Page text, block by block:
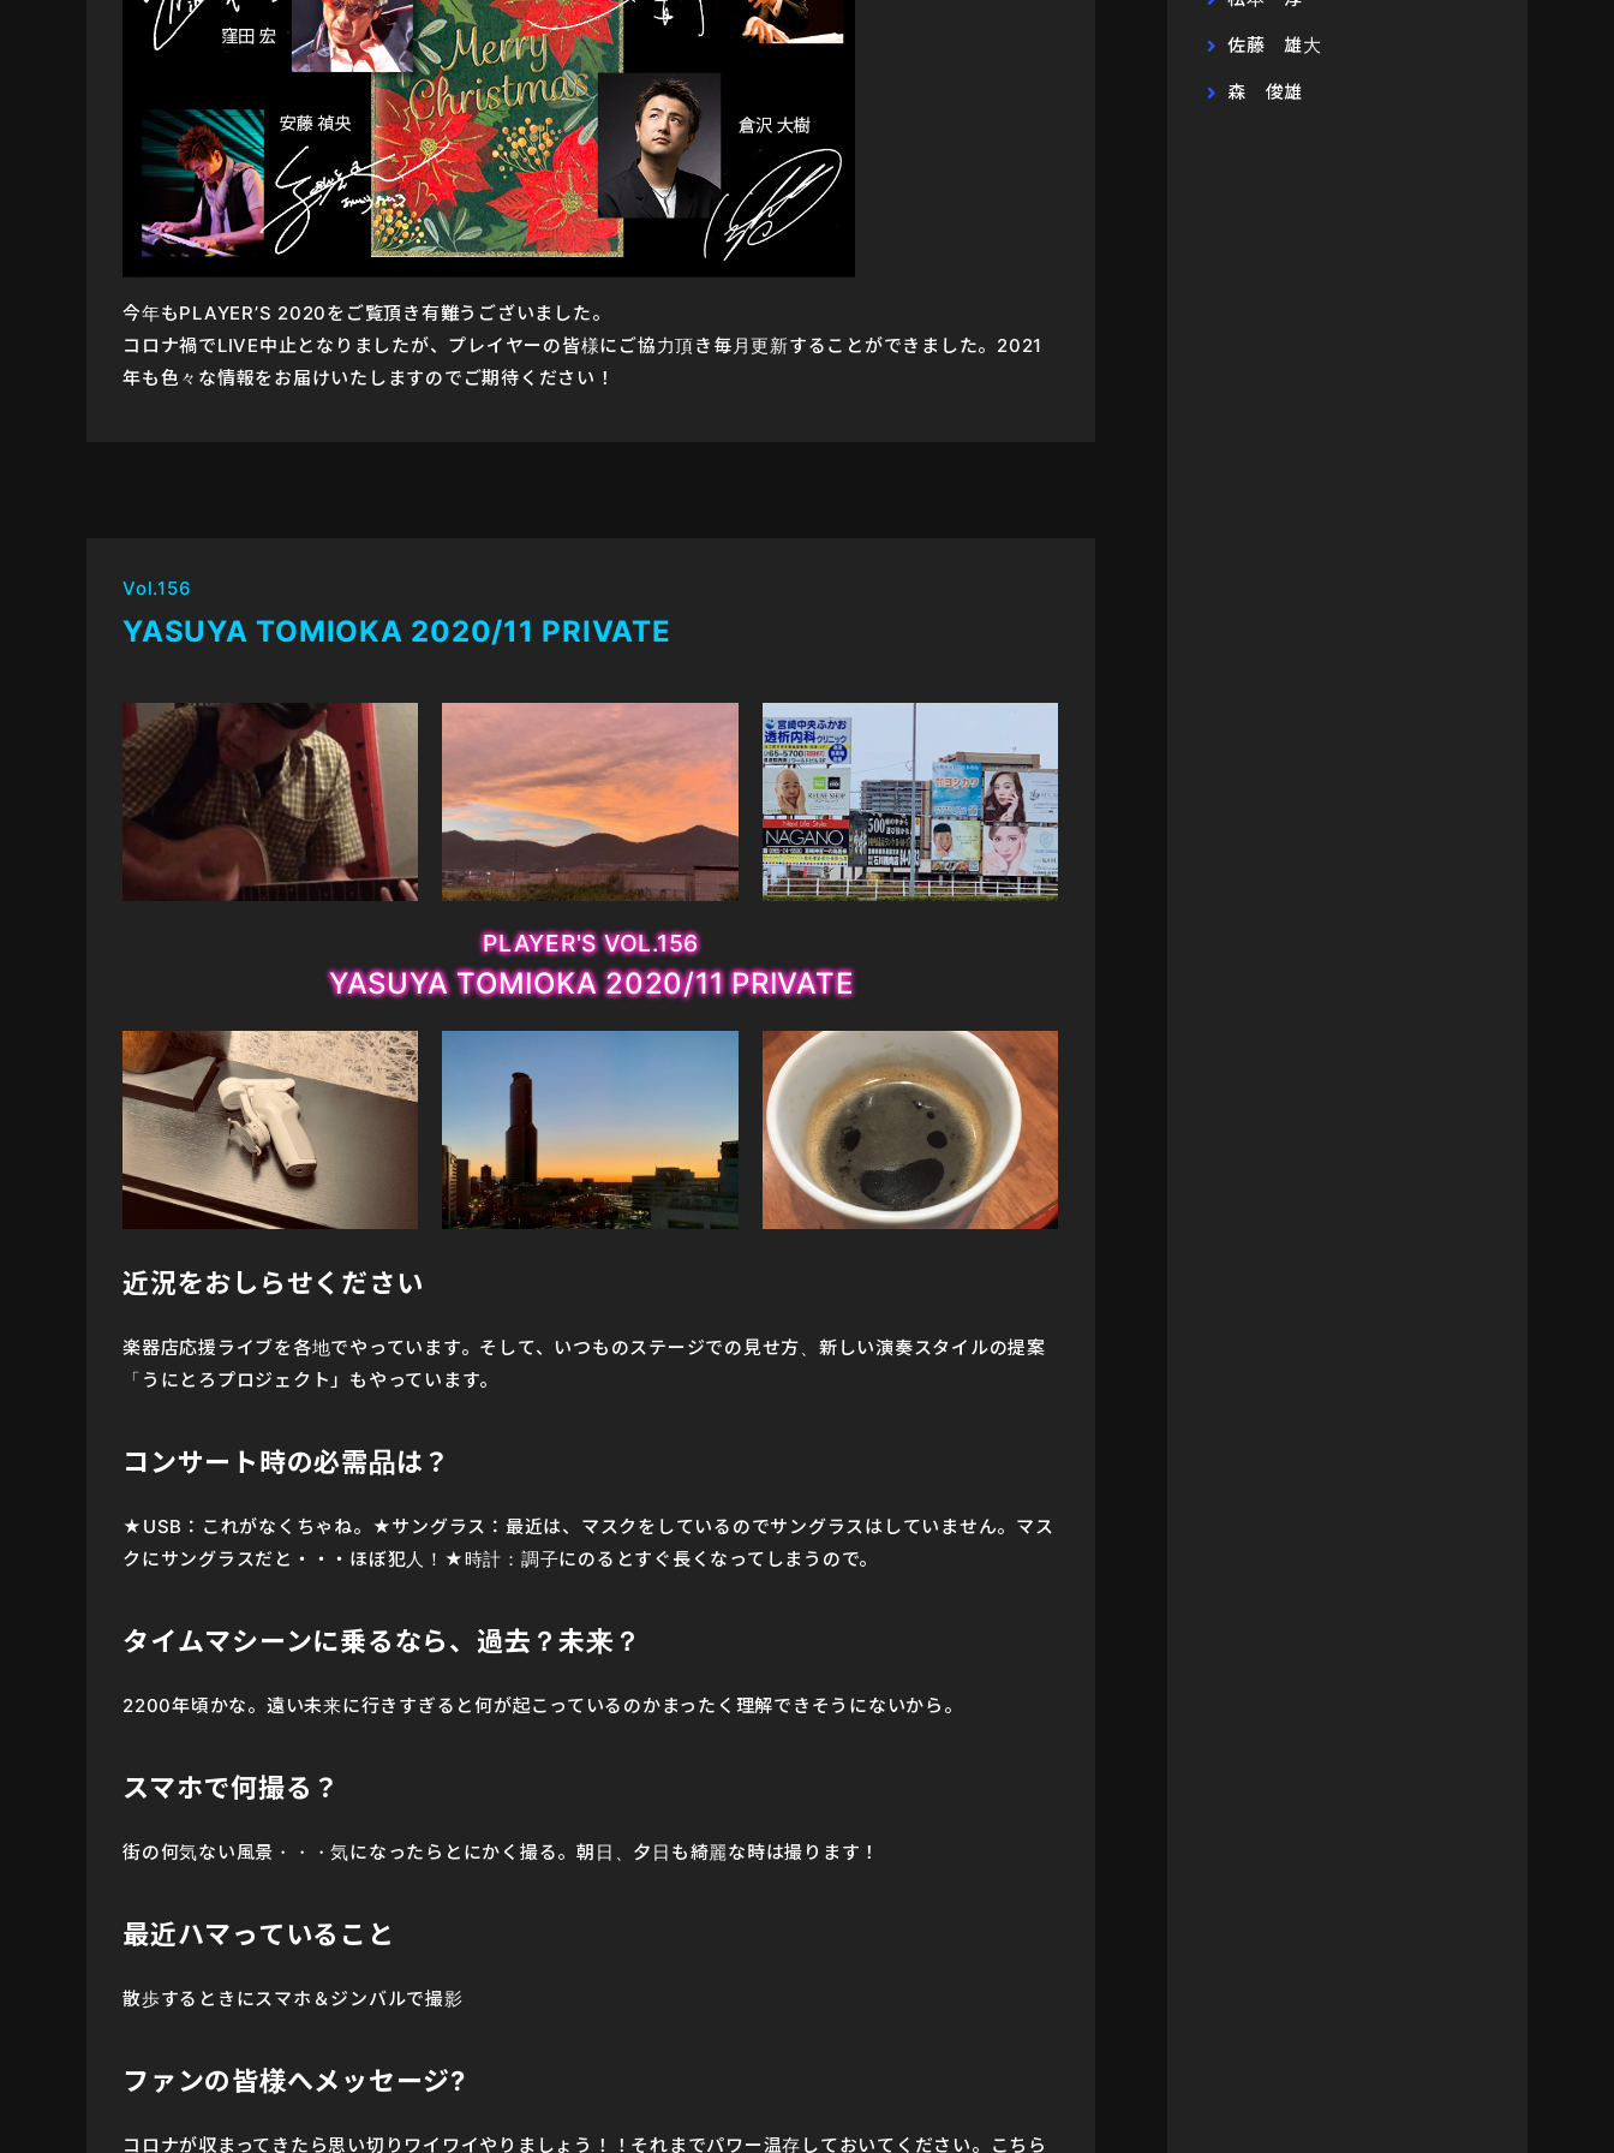
今年もPLAYER’S 2020をご覧頂き有難うございました。
コロナ禍でLIVE中止となりましたが、プレイヤーの皆様にご協力頂き毎月更新することができました。2021
年も色々な情報をお届けいたしますのでご期待ください！
Vol.156
YASUYA TOMIOKA 2020/11 PRIVATE
PLAYER'S VOL.156
YASUYA TOMIOKA 2020/11 PRIVATE
近況をおしらせください
楽器店応援ライブを各地でやっています。そして、いつものステージでの見せ方、新しい演奏スタイルの提案
「うにとろプロジェクト」もやっています。
コンサート時の必需品は？
★USB：これがなくちゃね。★サングラス：最近は、マスクをしているのでサングラスはしていません。マス
クにサングラスだと・・・ほぼ犯人！★時計：調子にのるとすぐ長くなってしまうので。
タイムマシーンに乗るなら、過去？未来？
2200年頃かな。遠い未来に行きすぎると何が起こっているのかまったく理解できそうにないから。
スマホで何撮る？
街の何気ない風景・・・気になったらとにかく撮る。朝日、夕日も綺麗な時は撮ります！
最近ハマっていること
散歩するときにスマホ＆ジンバルで撮影
ファンの皆様へメッセージ?
コロナが収まってきたら思い切りワイワイやりましょう！！それまでパワー温存しておいてください。こちら
佐藤 雄大
森 俊雄